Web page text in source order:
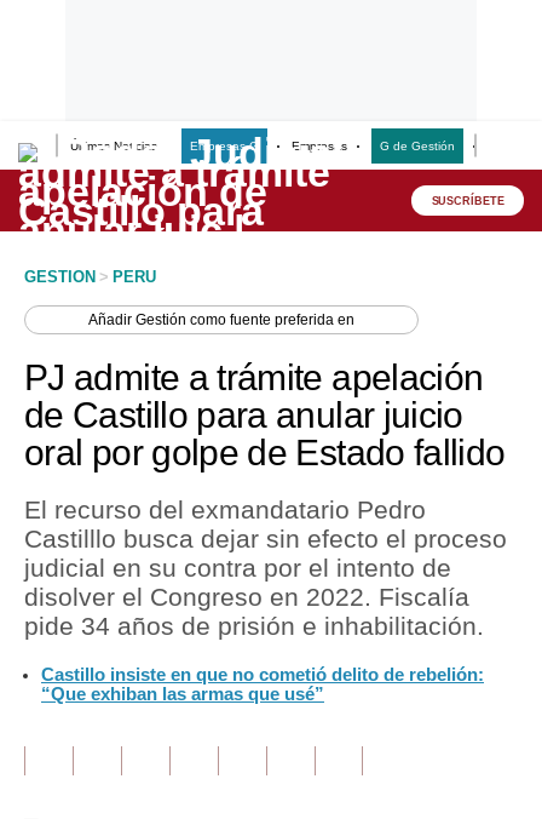
Últimas Noticias Empresas G Empresas G de Gestión
Lo último
Peru Quiosco
Economía
Mercados
Política
Tu Dinero
Finanzas Personales
Inmobiliarias
Opinión
SUSCRÍBETE
GESTION > PERU
AñadirGestión como fuente preferida en
PJ admite a trámite apelación
de Castillo para anular juicio
oral por golpe de Estado fallido
El recurso del exmandatario Pedro
Castilllo busca dejar sin efecto el proceso
judicial en su contra por el intento de
disolver el Congreso en 2022. Fiscalía
pide 34 años de prisión e inhabilitación.
Castillo insiste en que no cometió delito de rebelión:
“Que exhiban las armas que usé”